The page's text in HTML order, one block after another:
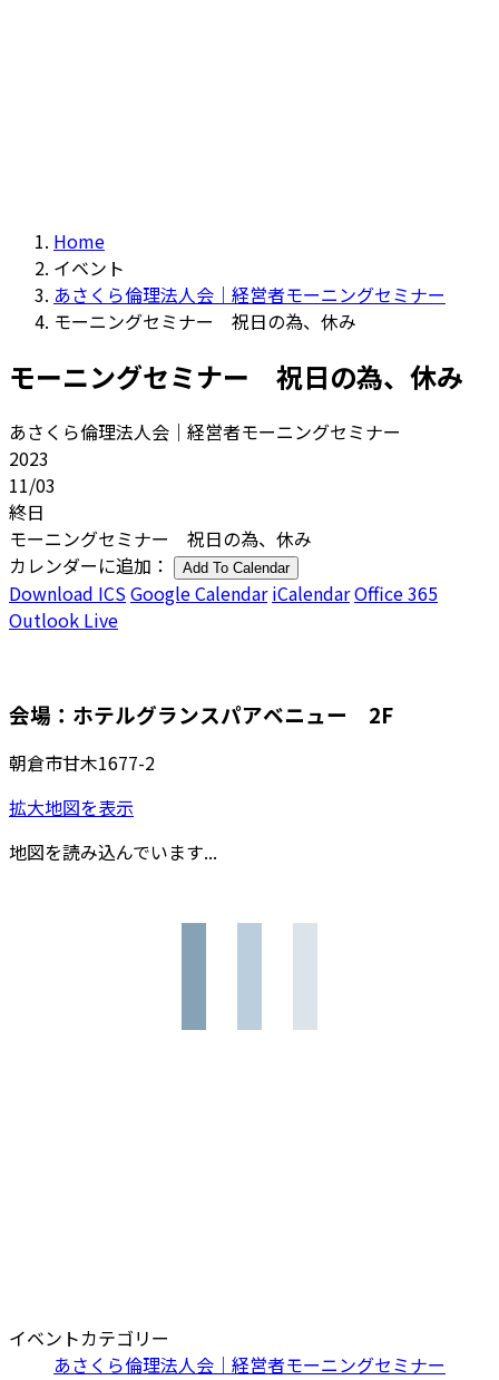
Home
イベント
あさくら倫理法人会｜経営者モーニングセミナー
モーニングセミナー 祝日の為、休み
モーニングセミナー 祝日の為、休み
あさくら倫理法人会｜経営者モーニングセミナー
2023
11/03
終日
モーニングセミナー 祝日の為、休み
カレンダーに追加：
Add To Calendar
Download ICSGoogle Calendar iCalendarOffice 365
Outlook Live
会場：ホテルグランスパアベニュー 2F
朝倉市甘木1677-2
拡大地図を表示
地図を読み込んでいます...
イベントカテゴリー
あさくら倫理法人会｜経営者モーニングセミナー